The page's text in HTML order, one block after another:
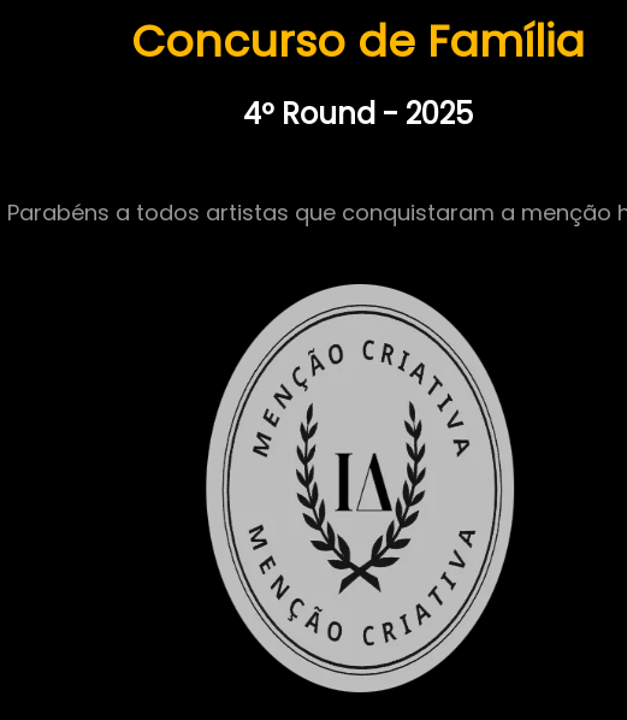
Concurso de Família
4º Round - 2025
Parabéns a todos artistas que conquistaram a menção